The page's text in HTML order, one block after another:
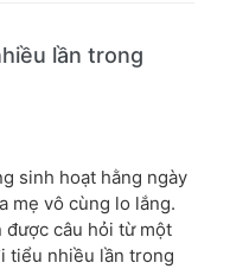
lần trong
sinh hoạt hằng ngày
mẹ vô cùng lo lắng.
được câu hỏi từ một
tiểu nhiều lần trong